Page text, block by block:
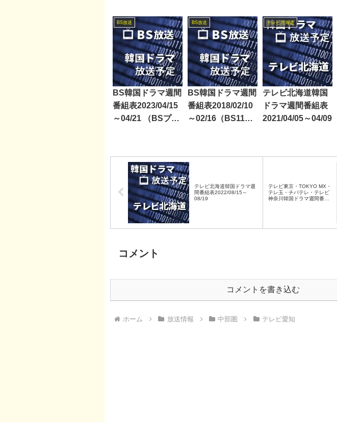
BS朝日・BS-
TBS・BSテレ東・
BSフジ）
05/04
BS放送
BS韓国ドラマ週間
番組表2023/04/15
～04/21 （BSプレ
TBS・BSテレ東・
BSフジ）
BS放送
BS韓国ドラマ週間
番組表2018/02/10
～02/16（BS11・
テレビ北海道
テレビ北海道韓国
ドラマ週間番組表
2021/04/05～04/09
テレビ北海道韓国ドラマ週
間番組表2022/08/15～
08/19
テレビ東京・TOKYO MX・
テレ玉・チバテレ・テレビ
神奈川韓国ドラマ週間番組
コメント
コメントを書き込む
ホーム 放送情報 中部圏 テレビ愛知